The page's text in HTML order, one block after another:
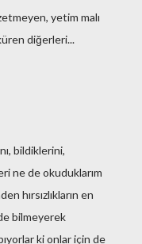
yetim malı
diğerleri...
bildiklerini,
ne de okuduklarım
hırsızlıkların en
bilmeyerek
ki onlar için de